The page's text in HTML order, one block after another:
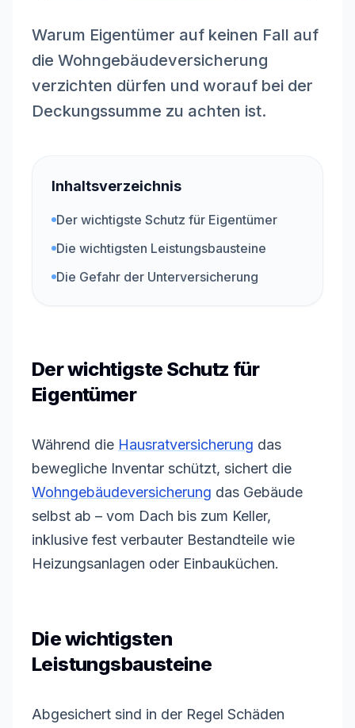
Warum Eigentümer auf keinen Fall auf
die Wohngebäudeversicherung
verzichten dürfen und worauf bei der
Deckungssumme zu achten ist.
Inhaltsverzeichnis
Der wichtigste Schutz für Eigentümer
Die wichtigsten Leistungsbausteine
Die Gefahr der Unterversicherung
Der wichtigste Schutz für
Eigentümer
Während die Hausratversicherung das
bewegliche Inventar schützt, sichert die
Wohngebäudeversicherung das Gebäude
selbst ab – vom Dach bis zum Keller,
inklusive fest verbauter Bestandteile wie
Heizungsanlagen oder Einbauküchen.
Die wichtigsten
Leistungsbausteine
Abgesichert sind in der Regel Schäden